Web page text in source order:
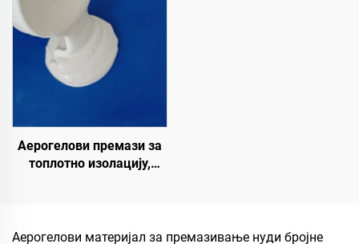
комерцијалне и
стамбене објекте
Аерогелови премази за
топлотно изолацију,
солар, спољни зид,
Аерогелови материјал за премазивање нуди бројне